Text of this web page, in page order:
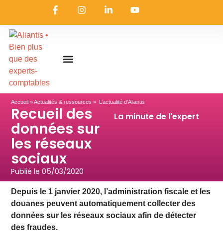
Accueil »Actualités & ressources » L’actualité d’Aliantis
Recueil des
données sur
les réseaux
sociaux
Publié le05/03/2020
La minute de l'expert
Depuis le 1 janvier 2020, l’administration fiscale et les
douanes peuvent automatiquement collecter des
données sur les réseaux sociaux afin de détecter
des fraudes.